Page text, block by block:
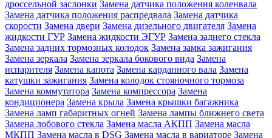
дроссельной заслонки Замена датчика положения коленвала
Замена датчика положения распредвала Замена датчика
скорости Замена двери Замена дизельного двигателя Замена
жидкости ГУР Замена жидкости ЭГУР Замена заднего стекла
Замена задних тормозных колодок Замена замка зажигания
Замена зеркала Замена зеркала бокового вида Замена
испарителя Замена капота Замена карданного вала Замена
катушки зажигания Замена колодок стояночного тормоза
Замена коммутатора Замена компрессора Замена
кондиционера Замена крыла Замена крышки багажника
Замена ламп габаритных огней Замена лампы ближнего света
Замена лобового стекла Замена масла АКПП Замена масла
МКПП Замена масла в DSG Замена масла в вариаторе Замена